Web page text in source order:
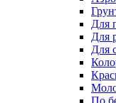
Для
Для
Для